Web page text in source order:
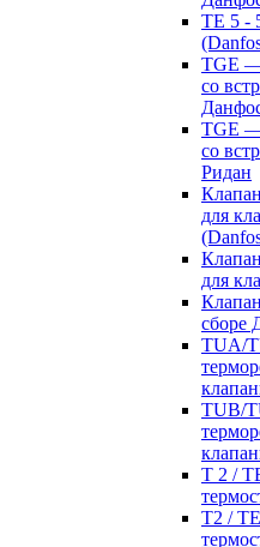
TE 5 -
TGE —
со
TGE —
со
Ридан
для
для
сборе
TUA/
TUB/
T 2 /
T2 /